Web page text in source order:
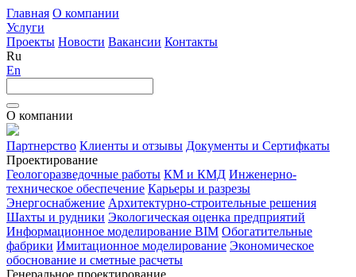
Главная О компании
Услуги
Проекты Новости Вакансии Контакты
Ru
En
О компании
Партнерство Клиенты и отзывы Документы и Сертифкаты
Проектирование
Геологоразведочные работы КМ и КМД Инженерно-
техническое обеспечение Карьеры и разрезы
Энергоснабжение Архитектурно-строительные решения
Шахты и рудники Экологическая оценка предприятий
Информационное моделирование BIM Обогатительные
фабрики Имитационное моделирование Экономическое
обоснование и сметные расчеты
Генеральное проектирование